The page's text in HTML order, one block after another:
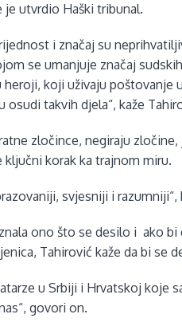
utvrdio Haški tribunal.
i značaj su
se umanjuje značaj
koji uživaju poštovanje
osudi takvih djela“, kaže
zločince, negiraju
korak ka trajnom miru.
svjesniji i razumniji“,
ono što se desilo i ako bi
Tahirović kaže da bi se
u Srbiji i Hrvatskoj koje
govori on.